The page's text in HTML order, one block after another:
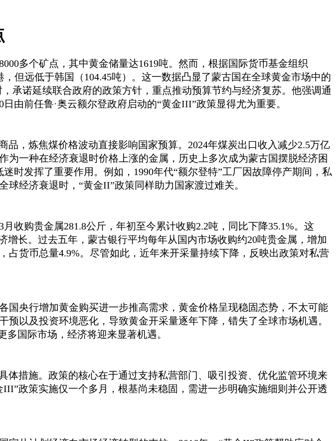
多个矿点，其中黄金储量达1619吨。然而，根据国际货币基金组织
但远低于韩国（104.45吨）。这一数据凸显了蒙古国在全球黄金市场中的
承诺延续联合政府的政策方针，重点推动预算节约与经济复苏。他强调通
日由前任鲁·奥云额尔登政府启动的“黄金III”政策显得尤为重要。
，炼焦煤价格波动直接影响国家预算。2024年煤炭出口收入减少2.5万亿
一种在经济衰退时价格上涨的金属，历史上多次成为蒙古国摆脱经济困
时发挥了重要作用。例如，1990年代“额尔登特”工厂因故障停产期间，私
经济衰退时，“黄金II”政策同样助力国家渡过难关。
月收购贵金属281.8公斤，年初至今累计收购2.2吨，同比下降35.1%。这
长。过去五年，蒙古银行平均每年从国内市场收购约20吨贵金属，增加
占货币总量4.9%。尽管如此，近年来开采量持续下降，反映出政策对私营
国央行增加黄金购买进一步推高需求，黄金价格呈现稳固态势，不太可能
以及投资环境恶化，导致黄金开采量逐年下降，错失了全球市场机遇。
国际市场，经济将迎来显著机遇。
体措施。政策的核心在于通过支持私营部门、吸引投资、优化监管环境来
政策实施仅一个多月，根基尚未稳固，需进一步明确实施细则并公开透